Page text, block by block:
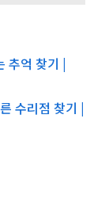
추억 찾기 |
수리점 찾기 |